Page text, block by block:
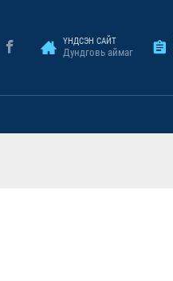
ҮНДСЭН САЙТ
Дундговь аймаг